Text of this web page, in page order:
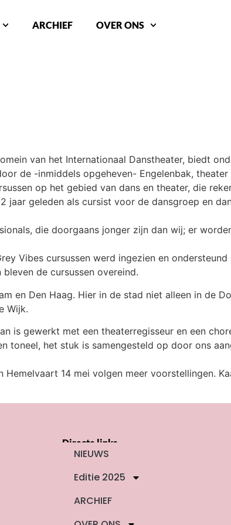
ARCHIEF OVER ONS
van het Internationaal Danstheater, biedt
de -inmiddels opgeheven- Engelenbak,
op het gebied van dans en theater, die
jaar geleden als cursist voor de dansgroep en
die doorgaans jonger zijn dan wij; er
Vibes cursussen werd ingezien en
de cursussen overeind.
en Den Haag. Hier in de stad niet alleen in de
Wijk.
is gewerkt met een theaterregisseur en een
toneel, het stuk is samengesteld op door ons
Hemelvaart 14 mei volgen meer voorstellingen.
Directe links
NIEUWS
Editie 2025
ARCHIEF